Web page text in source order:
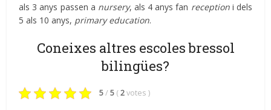
als 3 anys passen a nursery, als 4 anys fan receptioni dels
5 als 10 anys, primary education.
Coneixes altres escoles bressol
bilingües?
5/ 5 (2votes )